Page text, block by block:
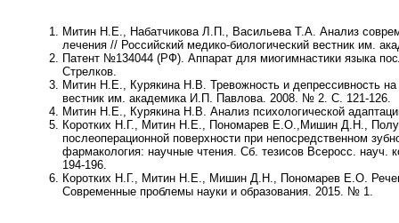
Митин Н.Е., Набатчикова Л.П., Васильева Т.А. Анализ
лечения // Российский медико-биологический вестник им.
Патент №134044 (РФ). Аппарат для миогимнастики языка
Стрелков.
Митин Н.Е., Курякина Н.В. Тревожность и депрессивность
вестник им. академика И.П. Павлова. 2008. № 2. С. 121-126.
Митин Н.Е., Курякина Н.В. Анализ психологической
Коротких Н.Г., Митин Н.Е., Пономарев Е.О.,Мишин Д.Н.,
послеоперационной поверхности при непосредственном
фармакология: научные чтения. Сб. тезисов Всеросс. науч.
194-196.
Коротких Н.Г., Митин Н.Е., Мишин Д.Н., Пономарев Е.О.
Современные проблемы науки и образования. 2015. № 1.